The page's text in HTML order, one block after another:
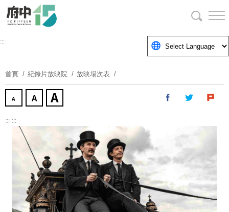
要
塊
:::
首頁 紀錄片放映院 放映場次表
::: :::